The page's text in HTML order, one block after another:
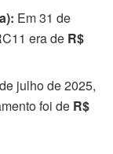
Em 31 de
era de R$
julho de 2025,
foi de R$